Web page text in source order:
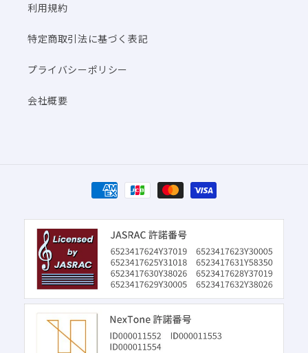
利用規約
特定商取引法に基づく表記
プライバシーポリシー
会社概要
決
済
方
法